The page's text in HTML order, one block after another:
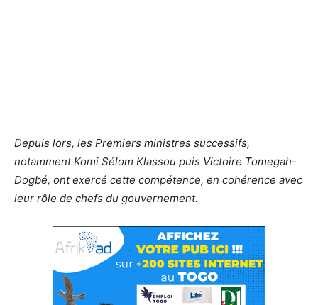
Depuis lors, les Premiers ministres successifs,
notamment Komi Sélom Klassou puis Victoire Tomegah-
Dogbé, ont exercé cette compétence, en cohérence avec
leur rôle de chefs du gouvernement.